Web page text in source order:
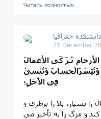
Читать полностью…
جغرافیا
21 December
تُـزَ كّى الاَْعمالَ
وَتُيَسِّرَالْحِسابَ وَتُنْسِئُ
فِى الاَْجَلِ؛
را بسيار، بلا را برطرف و
و مرگ را به تأخير مى